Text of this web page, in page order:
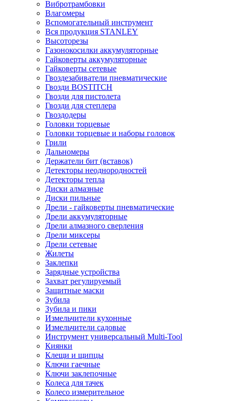
Вибротрамбовки
Влагомеры
Вспомогательный инструмент
Вся продукция STANLEY
Высоторезы
Газонокосилки аккумуляторные
Гайковерты аккумуляторные
Гайковерты сетевые
Гвоздезабиватели пневматические
Гвозди BOSTITCH
Гвозди для пистолета
Гвозди для степлера
Гвоздодеры
Головки торцевые
Головки торцевые и наборы головок
Грили
Дальномеры
Держатели бит (вставок)
Детекторы неоднородностей
Детекторы тепла
Диски алмазные
Диски пильные
Дрели - гайковерты пневматические
Дрели аккумуляторные
Дрели алмазного сверления
Дрели миксеры
Дрели сетевые
Жилеты
Заклепки
Зарядные устройства
Захват регулируемый
Защитные маски
Зубила
Зубила и пики
Измельчители кухонные
Измельчители садовые
Инструмент универсальный Multi-Tool
Киянки
Клещи и щипцы
Ключи гаечные
Ключи заклепочные
Колеса для тачек
Колесо измерительное